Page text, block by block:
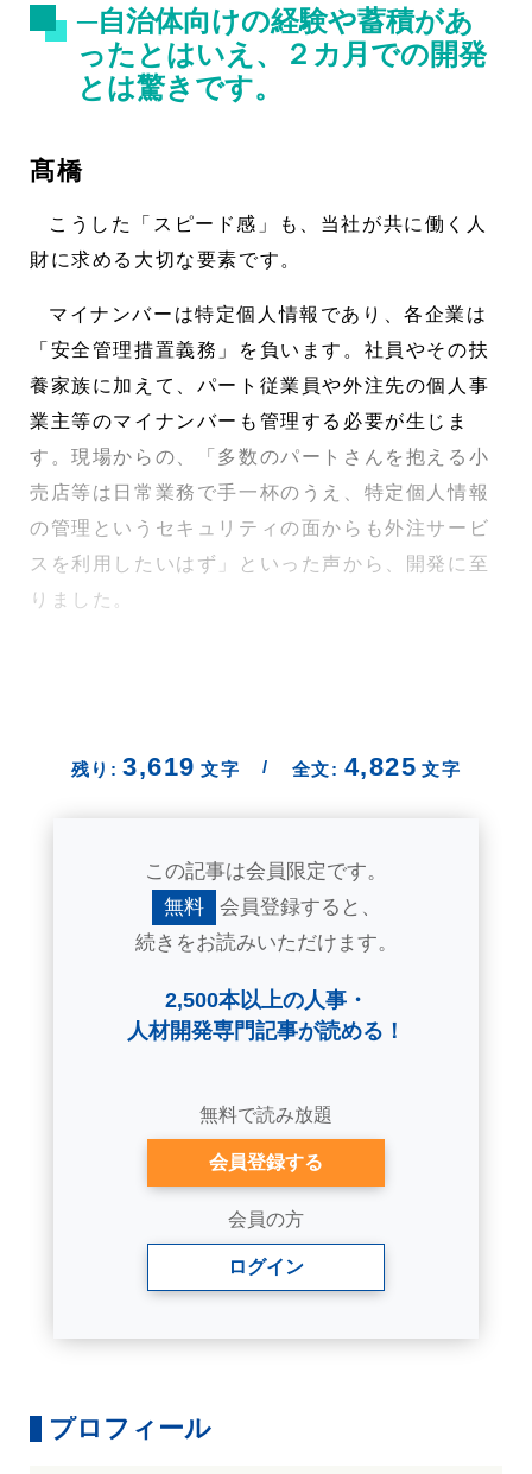
─自治体向けの経験や蓄積があ
ったとはいえ、２カ月での開発
とは驚きです。
髙橋
こうした「スピード感」も、当社が共に働く人
財に求める大切な要素です。
マイナンバーは特定個人情報であり、各企業は
「安全管理措置義務」を負います。社員やその扶
養家族に加えて、パート従業員や外注先の個人事
業主等のマイナンバーも管理する必要が生じま
す。現場からの、「多数のパートさんを抱える小
売店等は日常業務で手一杯のうえ、特定個人情報
の管理というセキュリティの面からも外注サービ
スを利用したいはず」といった声から、開発に至
りました。
残り: 3,619 文字 / 全文: 4,825 文字
この記事は会員限定です。
無料
会員登録すると、
続きをお読みいただけます。
2,500本以上の人事・
人材開発専門記事が読める！
無料で読み放題
会員登録する
会員の方
ログイン
プロフィール